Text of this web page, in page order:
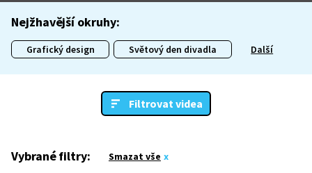
Nejžhavější okruhy:
Grafický design Světový den divadla Další
Filtrovat videa
Vybrané filtry: Smazat vše